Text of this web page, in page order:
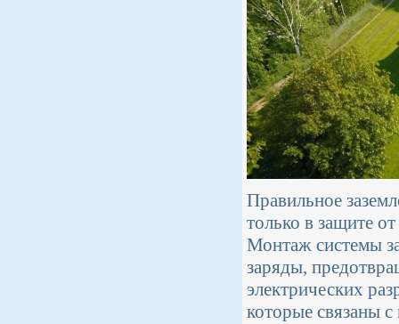
Правильное
только в защите
Монтаж системы
заряды,
электрических
которые связаны